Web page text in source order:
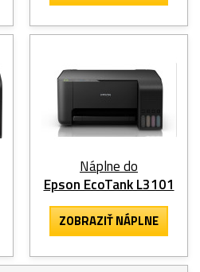
Náplne do
Epson EcoTank L3101
ZOBRAZIŤ NÁPLNE